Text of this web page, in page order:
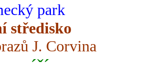
park
středisko
J. Corvina